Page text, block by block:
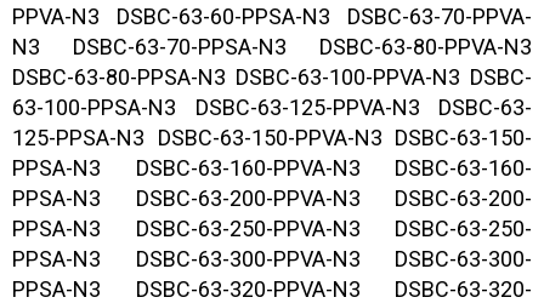
PPVA-N3 DSBC-63-60-PPSA-N3 DSBC-63-70-PPVA-
N3 DSBC-63-70-PPSA-N3 DSBC-63-80-PPVA-N3
DSBC-63-80-PPSA-N3 DSBC-63-100-PPVA-N3 DSBC-
63-100-PPSA-N3 DSBC-63-125-PPVA-N3 DSBC-63-
125-PPSA-N3 DSBC-63-150-PPVA-N3 DSBC-63-150-
PPSA-N3 DSBC-63-160-PPVA-N3 DSBC-63-160-
PPSA-N3 DSBC-63-200-PPVA-N3 DSBC-63-200-
PPSA-N3 DSBC-63-250-PPVA-N3 DSBC-63-250-
PPSA-N3 DSBC-63-300-PPVA-N3 DSBC-63-300-
PPSA-N3 DSBC-63-320-PPVA-N3 DSBC-63-320-